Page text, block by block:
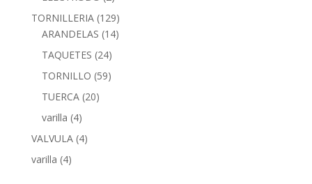
TORNILLERIA (129)
ARANDELAS (14)
TAQUETES (24)
TORNILLO (59)
TUERCA (20)
varilla (4)
VALVULA (4)
varilla (4)